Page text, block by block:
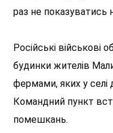
раз не показуватись
Російські
будинки жителів
фермами, яких у селі
Командний пункт
помешкань.